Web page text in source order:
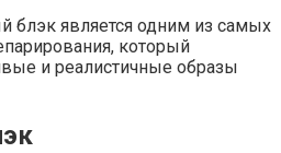
блэк является одним из самых
который
и реалистичные образы